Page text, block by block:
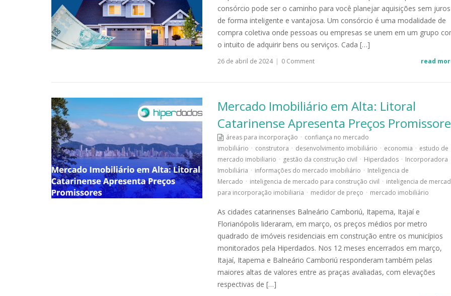
consórcio pode ser o caminho para você planejar aquisições sem juros
de forma inteligente e vantajosa. Um consórcio é uma modalidade de
compra coletiva onde pessoas ou empresas se unem em um grupo
o intuito de adquirir bens ou serviços. Cada […]
26 de abril de 2024 | 0 Comment read
Mercado Imobiliário em Alta: Litoral
Catarinense Apresenta Preços
áreas para incorporação · confiança no mercado
imobiliário · construtora · desenvolvimento imobiliário · economia · estudo de
mercado imobiliario · gestão da construção civil · Hiperdados · Incorporadora
Imobiliária · informações do mercado imobiliário · Inteligencia de
Mercado · inteligencia de mercado para construção civil · inteligencia de
para incorporação imobiliaria · medidor de preço · mercado imobiliário
As cidades catarinenses Balneário Camboriú, Itapema, Itajaí e
Florianópolis lideraram, em março, os preços médios por metro
quadrado de imóveis residenciais em construção entre os municípios
monitorados pela Hiperdados. Nos 12 meses encerrados em março,
Itajaí, Itapema e Balneário Camboriú responderam também pelas
maiores altas de valores entre as praças avaliadas, com elevações
respectivas de […]